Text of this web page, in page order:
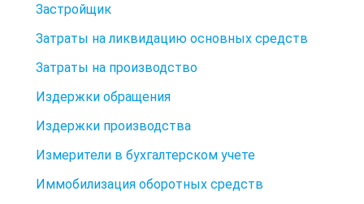
Застройщик
Затраты на ликвидацию основных средств
Затраты на производство
Издержки обращения
Издержки производства
Измерители в бухгалтерском учете
Иммобилизация оборотных средств